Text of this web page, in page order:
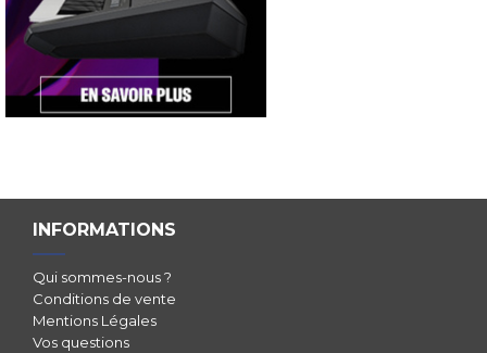
INFORMATIONS
Qui sommes-nous ?
Conditions de vente
Mentions Légales
Vos questions